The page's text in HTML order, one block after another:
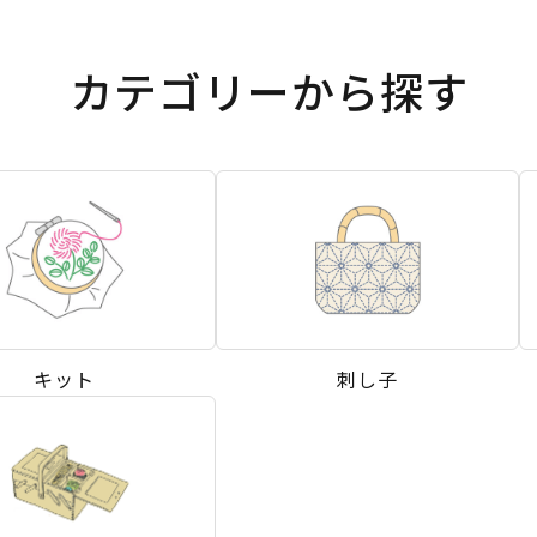
カテゴリーから探す
キット 刺し子